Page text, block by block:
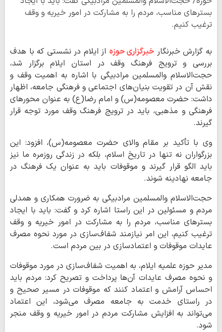
بسترهای مناسب، مردم را به مشارکت در امور خیریه و وقف
ترغیب کنیم.
به گزارش خبرنگار خبرگزاری حوزه از ایلام در نشستی که با هدف
بررسی و ترویج فرهنگ وقف در استان ایلام برگزار شد،
حجت‌الاسلام والمسلمین مرادبیگی با اشاره به اهمیت وقف و
نقش آن در تقویت بنیان‌های اجتماعی و فرهنگی جامعه، اظهار
داشت: حضرت معصومه(س) و امام رضا(ع) به عنوان محورهای
فرهنگی و مذهبی، باید در ترویج فرهنگ وقف مورد توجه قرار
گیرند.
وی با تأکید بر مقام والای حضرت معصومه(س)، افزود: این
بزرگواران نه تنها در تاریخ اسلام، بلکه در زندگی روزمره ما نیز
باید الگو قرار گیرند و موقوفات باید به عنوان یک فرهنگ در
جامعه نهادینه شوند.
حجت‌الاسلام والمسلمین مرادبیگی به ضرورت همکاری و همدلی
مردم و مسئولین در این راستا اشاره کرد و گفت: باید با ایجاد
بسترهای مناسب، مردم را به مشارکت در امور خیریه و وقف
ترغیب کنیم، این امر نیازمند شفاف‌سازی در مورد نحوه مصرف
عایدات موقوفات و اعتمادسازی در بین مردم است.
مدیر حوزه علمیه ایلام، به اهمیت شفاف‌سازی در مورد موقوفات
و نحوه مصرف عایدات آن‌ها پرداخت و تصریح کرد: مردم باید
احساس آرامش و اعتماد کنند که موقوفات در مسیر صحیح و
در راستای خدمت به جامعه مصرف می‌شود، این اعتماد
می‌تواند به افزایش مشارکت مردم در امور خیریه و وقف منجر
شود.